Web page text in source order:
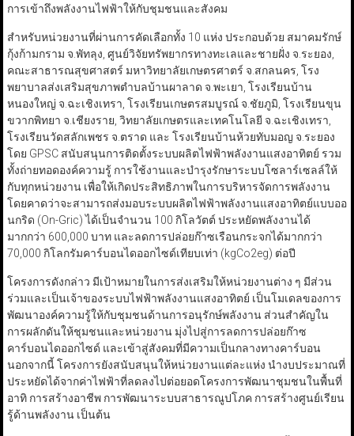
การเข้าถึงพลังงานไฟฟ้าให้กับชุมชนและสังคม
สำหรับหน่วยงานที่ผ่านการคัดเลือกทั้ง 10 แห่ง ประกอบด้วย สมาคมรักษ์
กุ้งก้ามกราม จ.พัทลุง, ศูนย์วิจัยทรัพยากรทางทะเลและชายฝั่ง จ.ระยอง,
คณะสาธารณสุขศาสตร์ มหาวิทยาลัยเกษตรศาตร์ จ.สกลนคร, โรง
พยาบาลส่งเสริมสุขภาพตำบลบ้านผาลาด จ.พะเยา, โรงเรียนบ้าน
หนองใหญ่ จ.ฉะเชิงเทรา, โรงเรียนเกษตรสมบูรณ์ จ.ชัยภูมิ, โรงเรียนขุน
ขวากพิทยา จ.เชียงราย, วิทยาลัยเกษตรและเทคโนโลยี จ.ฉะเชิงเทรา,
โรงเรียนวัดสลักเพชร จ.ตราด และ โรงเรียนบ้านห้วยทับมอญ จ.ระยอง
โดย GPSC สนับสนุนการติดตั้งระบบผลิตไฟฟ้าพลังงานแสงอาทิตย์ รวม
ทั้งถ่ายทอดองค์ความรู้ การใช้งานและบำรุงรักษาระบบโซลาร์เซลล์ให้
กับทุกหน่วยงาน เพื่อให้เกิดประสิทธิภาพในการบริหารจัดการพลังงาน
โดยคาดว่าจะสามารถส่งมอบระบบผลิตไฟฟ้าพลังงานแสงอาทิตย์แบบออ
นกริด (On-Gric) ได้เป็นจำนวน 100 กิโลวัตต์ ประหยัดพลังงานได้
มากกว่า 600,000 บาท และลดการปล่อยก๊าซเรือนกระจกได้มากกว่า
70,000 กิโลกรัมคาร์บอนไดออกไซด์เทียบเท่า (kgCo2eg) ต่อปี
โครงการดังกล่าว มีเป้าหมายในการส่งเสริมให้หน่วยงานต่าง ๆ มีส่วน
ร่วมและเป็นเจ้าของระบบไฟฟ้าพลังงานแสงอาทิตย์ เป็นโมเดลของการ
พัฒนาองค์ความรู้ให้กับชุมชนด้านการอนุรักษ์พลังงาน ส่วนสำคัญใน
การผลักดันให้ชุมชนและหน่วยงาน มุ่งไปสู่การลดการปล่อยก๊าซ
คาร์บอนไดออกไซด์ และเข้าสู่สังคมที่มีความเป็นกลางทางคาร์บอน
นอกจากนี้ โครงการยังสนับสนุนให้หน่วยงานแต่ละแห่ง นำงบประมาณที่
ประหยัดได้จากค่าไฟฟ้าที่ลดลงไปต่อยอดโครงการพัฒนาชุมชนในพื้นที่
อาทิ การสร้างอาชีพ การพัฒนาระบบสาธารณูปโภค การสร้างศูนย์เรียน
รู้ด้านพลังงาน เป็นต้น